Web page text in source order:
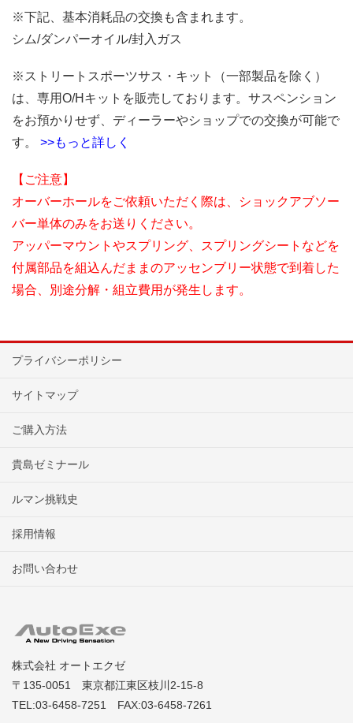
※下記、基本消耗品の交換も含まれます。
シム/ダンパーオイル/封入ガス
※ストリートスポーツサス・キット（一部製品を除く）
は、専用O/Hキットを販売しております。サスペンション
をお預かりせず、ディーラーやショップでの交換が可能で
す。 >>もっと詳しく
【ご注意】
オーバーホールをご依頼いただく際は、ショックアブソー
バー単体のみをお送りください。
アッパーマウントやスプリング、スプリングシートなどを
付属部品を組込んだままのアッセンブリー状態で到着した
場合、別途分解・組立費用が発生します。
プライバシーポリシー
サイトマップ
ご購入方法
貴島ゼミナール
ルマン挑戦史
採用情報
お問い合わせ
株式会社 オートエクゼ
〒135-0051 東京都江東区枝川2-15-8
TEL:03-6458-7251 FAX:03-6458-7261